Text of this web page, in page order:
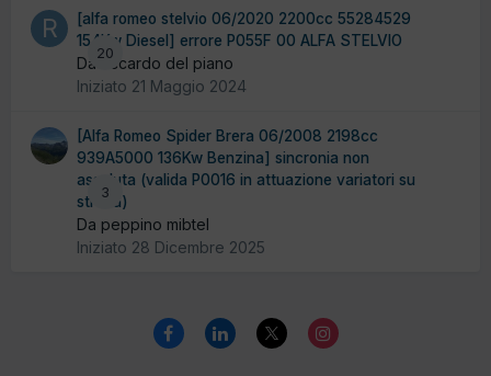
20
[alfa romeo stelvio 06/2020 2200cc 55284529
154Kw Diesel] errore P055F 00 ALFA STELVIO
Da riccardo del piano
Iniziato 21 Maggio 2024
3
[Alfa Romeo Spider Brera 06/2008 2198cc
939A5000 136Kw Benzina] sincronia non
assoluta (valida P0016 in attuazione variatori su
strada)
Da peppino mibtel
Iniziato 28 Dicembre 2025